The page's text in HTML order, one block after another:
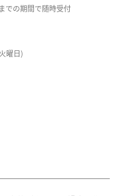
での期間で随時受付
曜日)